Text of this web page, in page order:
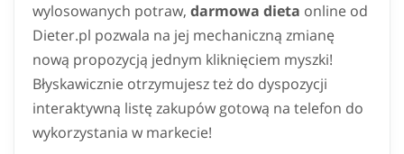
wylosowanych potraw, darmowa dieta online od
Dieter.pl pozwala na jej mechaniczną zmianę
nową propozycją jednym kliknięciem myszki!
Błyskawicznie otrzymujesz też do dyspozycji
interaktywną listę zakupów gotową na telefon do
wykorzystania w markecie!